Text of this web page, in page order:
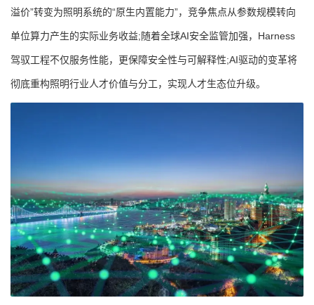
溢价”转变为照明系统的“原生内置能力”，竞争焦点从参数规模转向
单位算力产生的实际业务收益;随着全球AI安全监管加强，Harness
驾驭工程不仅服务性能，更保障安全性与可解释性;AI驱动的变革将
彻底重构照明行业人才价值与分工，实现人才生态位升级。